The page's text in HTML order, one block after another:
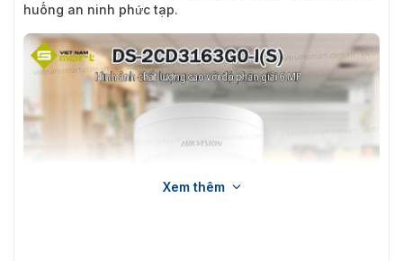
huống an ninh phức tạp.
Xem thêm